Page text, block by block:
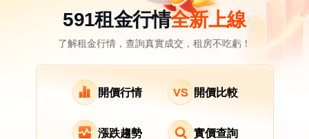
距內湖 文湖線 455公尺
其它租屋 熱門在租社區
北投區租屋
591租金行情全新上線
了解租金行情，查詢真實成交，租房不吃虧！
開價行情 開價比較
漲跌趨勢 實價查詢